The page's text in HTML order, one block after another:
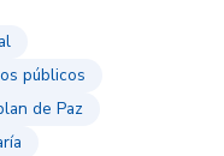
públicos
de Paz